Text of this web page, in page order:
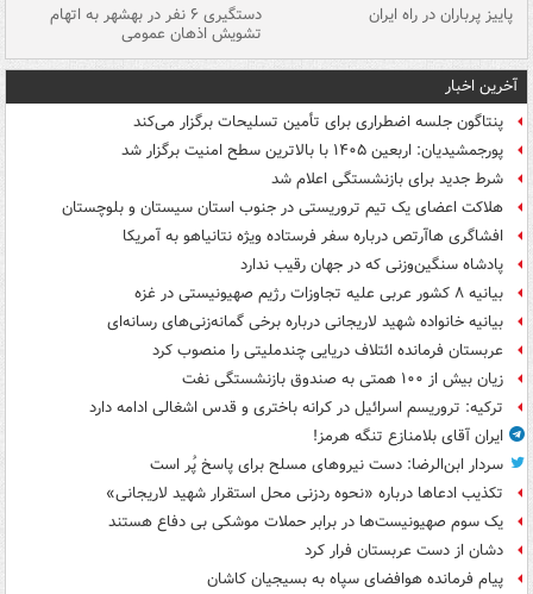
پاییز پرباران در راه ایران دستگیری ۶ نفر در بهشهر به اتهام
تشویش اذهان عمومی
آخرین اخبار
پنتاگون جلسه اضطراری برای تأمین تسلیحات برگزار می‌کند
پورجمشیدیان: اربعین ۱۴۰۵ با بالاترین سطح امنیت برگزار شد
شرط جدید برای بازنشستگی اعلام شد
هلاکت اعضای یک تیم تروریستی در جنوب استان سیستان و بلوچستان
افشاگری هاآرتص درباره سفر فرستاده ویژه نتانیاهو به آمریکا
پادشاه سنگین‌وزنی که در جهان رقیب ندارد
بیانیه ۸ کشور عربی علیه تجاوزات رژیم صهیونیستی در غزه
بیانیه خانواده شهید لاریجانی درباره برخی گمانه‌زنی‌های رسانه‌ای
عربستان فرمانده ائتلاف دریایی چندملیتی را منصوب کرد
زیان بیش از ۱۰۰ همتی به صندوق‌ بازنشستگی نفت
ترکیه: تروریسم اسرائیل در کرانه باختری و قدس اشغالی ادامه دارد
ایران آقای بلامنازع تنگه هرمز!
سردار ابن‌الرضا: دست نیروهای مسلح برای پاسخ پُر است
تکذیب ادعاها درباره «نحوه ردزنی محل استقرار شهید لاریجانی»
یک‌ سوم صهیونیست‌ها در برابر حملات موشکی بی دفاع هستند
دشان از دست عربستان فرار کرد
پیام فرمانده هوافضای سپاه به بسیجیان کاشان